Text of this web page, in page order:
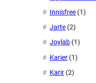
Innisfree (1)
Jarte (2)
Joylab (1)
Karier (1)
Karir (2)